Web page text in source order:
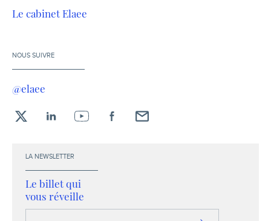
Le cabinet Elaee
NOUS SUIVRE
@elaee
LA NEWSLETTER
Le billet qui
vous réveille